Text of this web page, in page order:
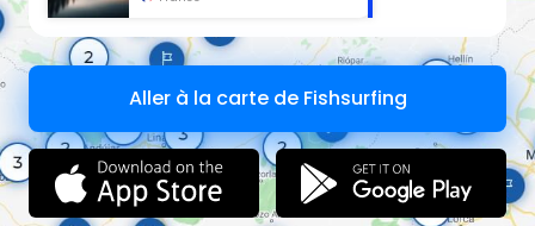
Aller à la carte de Fishsurfing